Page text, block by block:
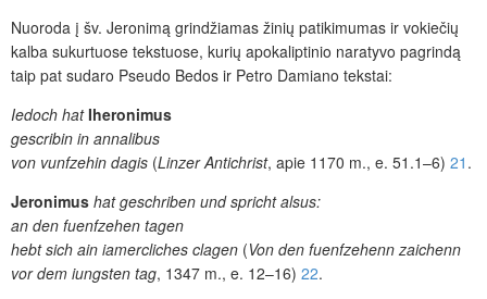
Nuoroda į šv. Jeronimą grindžiamas žinių patikimumas ir vokiečių
kalba sukurtuose tekstuose, kurių apokaliptinio naratyvo pagrindą
taip pat sudaro Pseudo Bedos ir Petro Damiano tekstai:
Iedoch hatIheronimus
gescribin in annalibus
von vunfzehin dagis (Linzer Antichrist, apie 1170 m., e. 51.1–6) 21 .
Jeronimus hat geschriben und spricht alsus:
an den fuenfzehen tagen
hebt sich ain iamercliches clagen (Von den fuenfzehenn zaichenn
vor dem iungsten tag, 1347 m., e. 12–16) 22.